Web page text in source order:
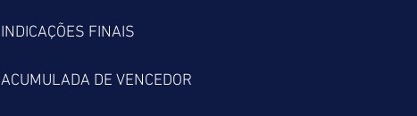
INDICAÇÕES FINAIS
ACUMULADA DE VENCEDOR